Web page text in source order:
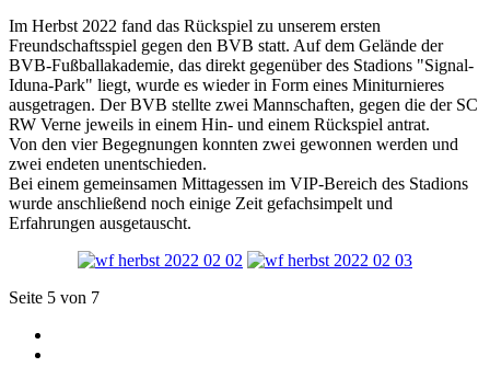
Im Herbst 2022 fand das Rückspiel zu unserem ersten
Freundschaftsspiel gegen den BVB statt. Auf dem Gelände der
BVB-Fußballakademie, das direkt gegenüber des Stadions "Signal-
Iduna-Park" liegt, wurde es wieder in Form eines Miniturnieres
ausgetragen. Der BVB stellte zwei Mannschaften, gegen die der SC
RW Verne jeweils in einem Hin- und einem Rückspiel antrat.
Von den vier Begegnungen konnten zwei gewonnen werden und
zwei endeten unentschieden.
Bei einem gemeinsamen Mittagessen im VIP-Bereich des Stadions
wurde anschließend noch einige Zeit gefachsimpelt und
Erfahrungen ausgetauscht.
Seite 5 von 7